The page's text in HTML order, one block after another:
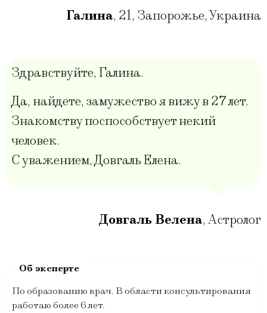
Галина, 21, Запорожье, Украина
Здравствуйте, Галина.
Да, найдете, замужество я вижу в 27 лет.
Знакомству поспособствует некий
человек.
С уважением, Довгаль Елена.
Довгаль Велена,Астролог
По образованию врач. В области консультирования
работаю более 6 лет.